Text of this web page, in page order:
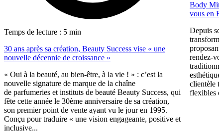
Temps de lecture : 5 min
30 ans après sa création, Beauty Success vise « une
nouvelle décennie de croissance »
« Oui à la beauté, au bien-être, à la vie ! » : c’est la
nouvelle signature de marque de la chaîne
de parfumeries et instituts de beauté Beauty Success, qui
fête cette année le 30ème anniversaire de sa création,
son premier point de vente ayant vu le jour en 1995.
Conçu pour traduire « une vision engageante, positive et
inclusive...
Body
vous en
Depuis
proposant
rendez-
clientèle
flexibles